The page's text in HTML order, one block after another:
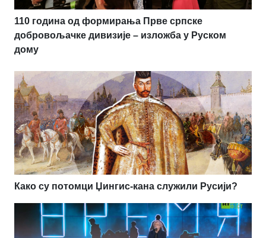
110 година од формирања Прве српске
добровољачке дивизије – изложба у Руском
дому
Како су потомци Џингис-кана служили Русији?